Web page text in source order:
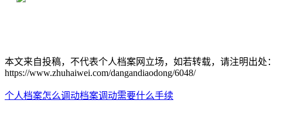
本文来自投稿，不代表个人档案网立场，如若转载，请注明出处：
https://www.zhuhaiwei.com/dangandiaodong/6048/
个人档案怎么调动档案调动需要什么手续